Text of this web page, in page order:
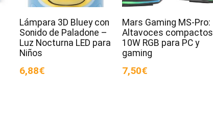
Lámpara 3D Bluey con
Sonido de Paladone –
Luz Nocturna LED para
Niños
6,88€
Mars Gaming MS-Pro:
Altavoces compactos
10W RGB para PC y
gaming
7,50€